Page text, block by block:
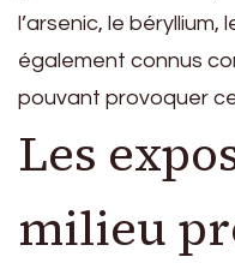
l’arsenic, le
également connus
pouvant provoquer
Les
milieu